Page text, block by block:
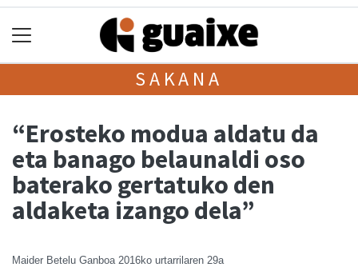
SAKANA
“Erosteko modua aldatu da
eta banago belaunaldi oso
baterako gertatuko den
aldaketa izango dela”
Maider Betelu Ganboa 2016ko urtarrilaren 29a